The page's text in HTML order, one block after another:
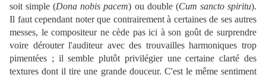
soit simple (Dona nobis pacem) ou double (Cum sancto spiritu).
Il faut cependant noter que contrairement à certaines de ses autres
messes, le compositeur ne cède pas ici à son goût de surprendre
voire dérouter l'auditeur avec des trouvailles harmoniques trop
pimentées ; il semble plutôt privilégier une certaine clarté des
textures dont il tire une grande douceur. C'est le même sentiment